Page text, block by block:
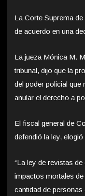
La Corte Suprema
de acuerdo en una
La jueza Mónica M.
tribunal, dijo que la
del poder policial que
anular el derecho a
El fiscal general de
defendió la ley, elogió
“La ley de revistas
impactos mortales
cantidad de personas